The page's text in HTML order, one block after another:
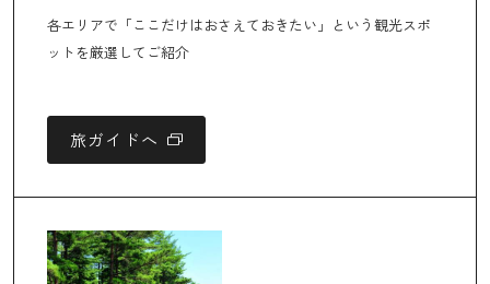
各エリアで「ここだけはおさえておきたい」という観光スポ
ットを厳選してご紹介
旅ガイドへ